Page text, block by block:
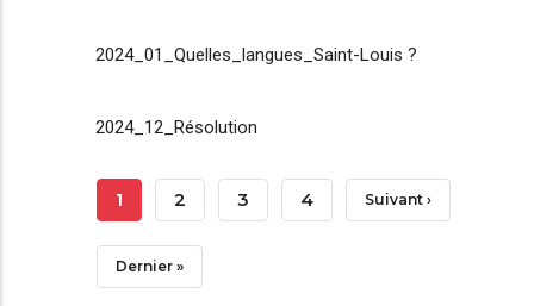
2024_01_Quelles_langues_Saint-Louis ?
2024_12_Résolution
Pagination
Page
Courante
1 Page
2 Page
3 Page
4 Page
Suivant ›
Dernière
Dernier »